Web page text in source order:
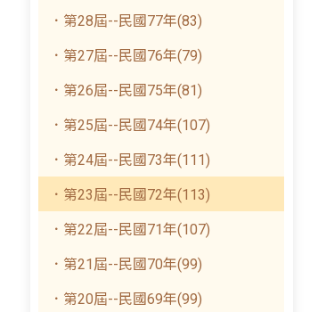
．第28屆--民國77年(83)
．第27屆--民國76年(79)
．第26屆--民國75年(81)
．第25屆--民國74年(107)
．第24屆--民國73年(111)
．第23屆--民國72年(113)
．第22屆--民國71年(107)
．第21屆--民國70年(99)
．第20屆--民國69年(99)